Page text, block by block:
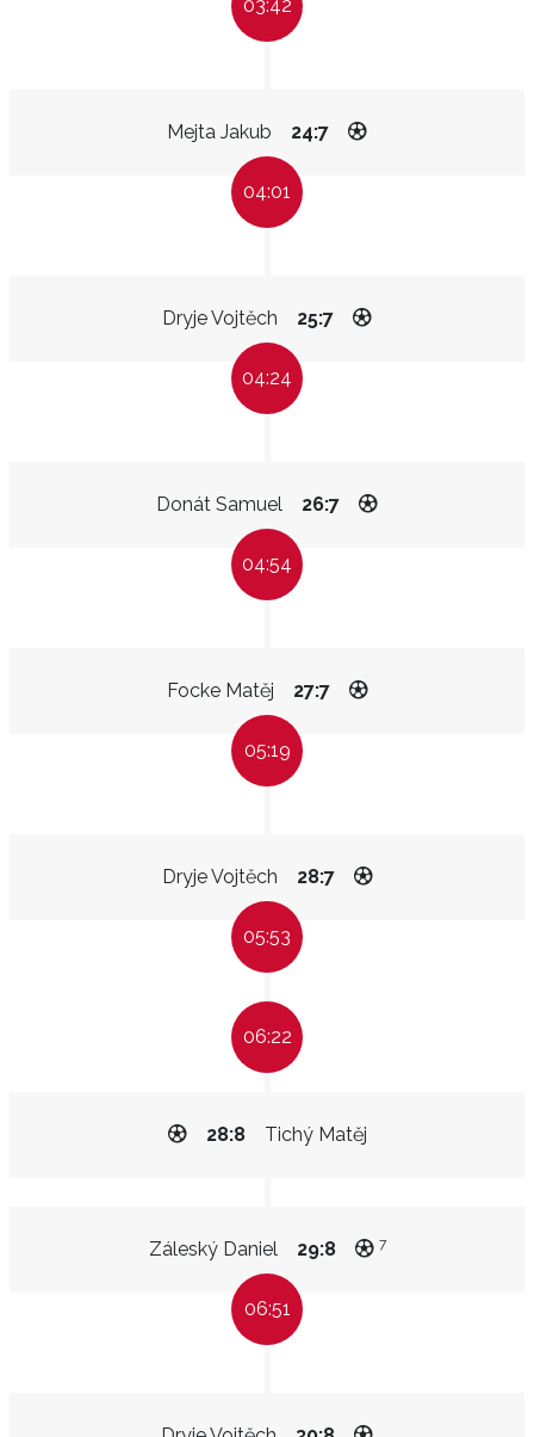
03:42
Mejta Jakub 24:7
04:01
Dryje Vojtěch 25:7
04:24
Donát Samuel 26:7
04:54
Focke Matěj 27:7
05:19
Dryje Vojtěch 28:7
05:53
06:22
Tichý Matěj
28:8
Záleský Daniel 29:8 7
06:51